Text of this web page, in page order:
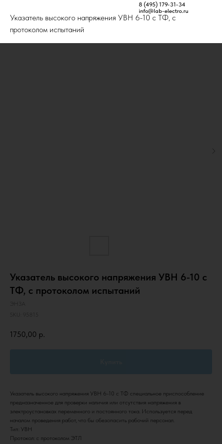
Указатель высокого напряжения УВН 6-10 с ТФ, с
протоколом испытаний
8 (495) 179-31-34
info@lab-electro.ru
Указатель высокого напряжения УВН 6-10 с
ТФ, с протоколом испытаний
ЭНЗА
SKU:
1750,00 р.
Указатель высокого напряжения УВН 6-10 с ТФ специальное приспособление
предназначенное для проверки наличия или отсутствия напряжения в
электроустановках переменного и постоянного тока. Используется перед
началом проведения работ, что бы обезопасить рабочий персонал.
Тип: УВН
Протокол: с протоколом ЭТЛ